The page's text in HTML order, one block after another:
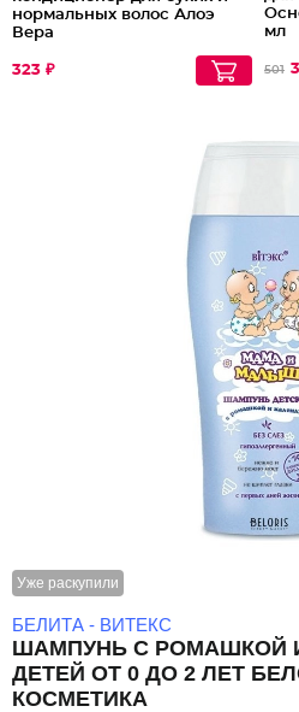
нормальных волос Алоэ
Вера
323 ₽
мл
501
Уже раскупили
БЕЛИТА - ВИТЕКС
ШАМПУНЬ С РОМАШКОЙ
ДЕТЕЙ ОТ 0 ДО 2 ЛЕТ
КОСМЕТИКА